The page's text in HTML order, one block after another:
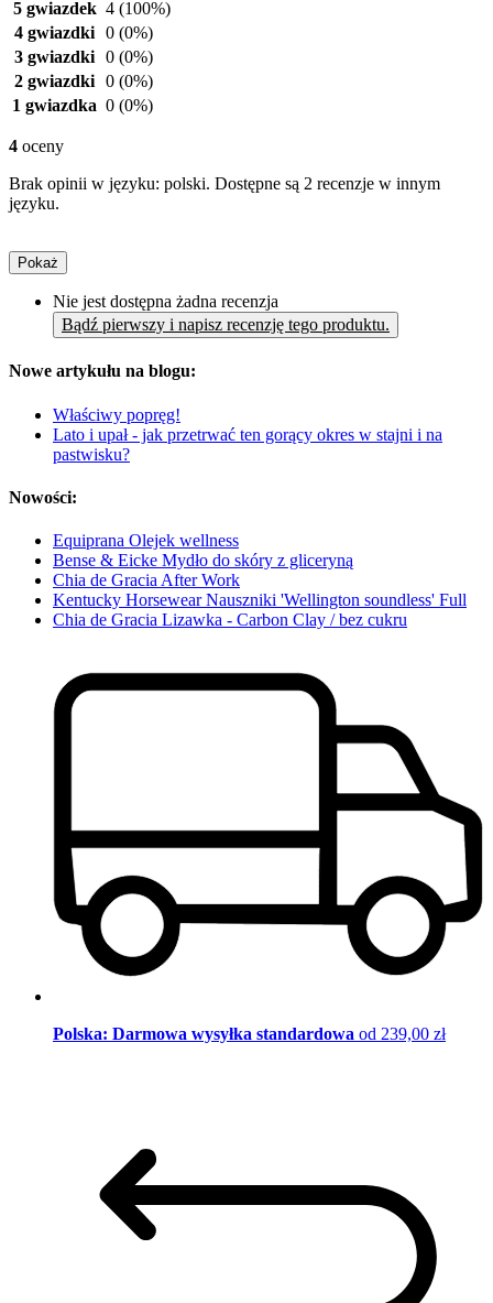
5 gwiazdek 4 (100%)
4 gwiazdki 0 (0%)
3 gwiazdki 0 (0%)
2 gwiazdki 0 (0%)
1 gwiazdka 0 (0%)
4 oceny
Brak opinii w języku: polski. Dostępne są 2 recenzje w innym
języku.
Pokaż
Nie jest dostępna żadna recenzja
Bądź pierwszy i napisz recenzję tego produktu.
Nowe artykułu na blogu:
Właściwy popręg!
Lato i upał - jak przetrwać ten gorący okres w stajni i na
pastwisku?
Nowości:
Equiprana Olejek wellness
Bense & Eicke Mydło do skóry z gliceryną
Chia de Gracia After Work
Kentucky Horsewear Nauszniki 'Wellington soundless' Full
Chia de Gracia Lizawka - Carbon Clay / bez cukru
Polska: Darmowa wysyłka standardowa od 239,00 zł